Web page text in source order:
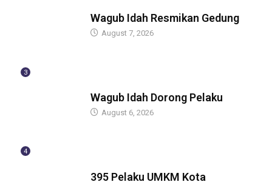
Wagub Idah Resmikan Gedung
August 7, 2026
3
Wagub Idah Dorong Pelaku
August 6, 2026
4
395 Pelaku UMKM Kota